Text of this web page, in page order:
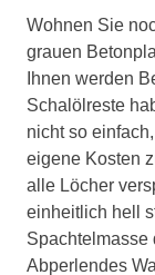
Wohnen Sie
grauen
Ihnen werden
Schalölreste
nicht so
eigene Kosten
alle Löcher
einheitlich hell
Spachtelmasse
Abperlendes